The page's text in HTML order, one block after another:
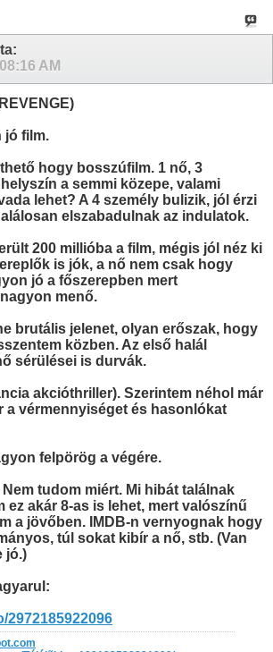
08:16 AM
jó film.
hogy bosszúfilm. 1 nő, 3
a semmi közepe, valami
lehet? A 4 személy bulizik, jól érzi
elszabadulnak az indulatok.
200 millióba a film, mégis jól néz ki
is jók, a nő nem csak hogy
jó a főszerepben mert
menő.
brutális jelenet, olyan erőszak, hogy
közben. Az első halál
sérülései is durvák.
akcióthriller). Szerintem néhol már
a vérmennyiséget és hasonlókat
felpörög a végére.
Nem tudom miért. Mi hibát találnak
ez akár 8-as is lehet, mert valószínű
a jövőben. IMDB-n vernyognak hogy
túl sokat kibír a nő, stb. (Van
jó.)
2972185922096